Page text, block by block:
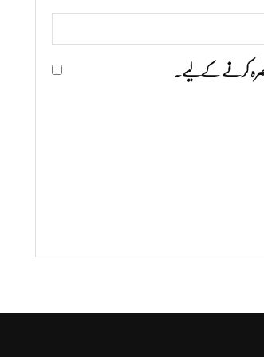
کرنے کےلیے۔